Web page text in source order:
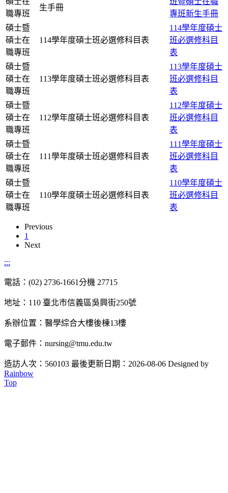
職專班
生手冊
專班新生手冊
碩士暨
碩士在
職專班
114學年度碩士班必選修科目表
114學年度碩士
班必選修科目
表
碩士暨
碩士在
職專班
113學年度碩士班必選修科目表
113學年度碩士
班必選修科目
表
碩士暨
碩士在
職專班
112學年度碩士班必選修科目表
112學年度碩士
班必選修科目
表
碩士暨
碩士在
職專班
111學年度碩士班必選修科目表
111學年度碩士
班必選修科目
表
碩士暨
碩士在
職專班
110學年度碩士班必選修科目表
110學年度碩士
班必選修科目
表
Previous
1
Next
:::
電話：(02) 2736-1661分機 27715
地址：110 臺北市信義區吳興街250號
系辦位置：醫學綜合大樓後棟13樓
電子郵件：nursing@tmu.edu.tw
造訪人次：560103 最後更新日期：2026-08-06 Designed by
Rainbow
Top